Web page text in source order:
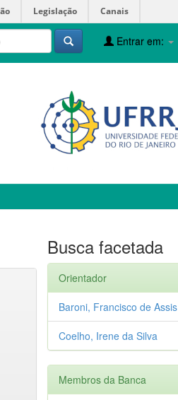
Legislação Canais
Entrar em:
Busca facetada
Orientador
Baroni, Francisco de Assis
Coelho, Irene da Silva
Membros da Banca